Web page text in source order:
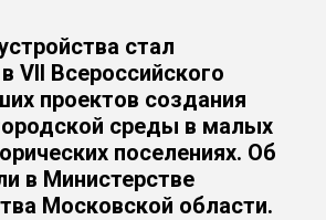
стал
VII Всероссийского
проектов создания
среды в малых
поселениях. Об
в Министерстве
Московской области.